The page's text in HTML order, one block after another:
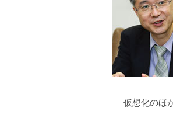
仮想化のほ